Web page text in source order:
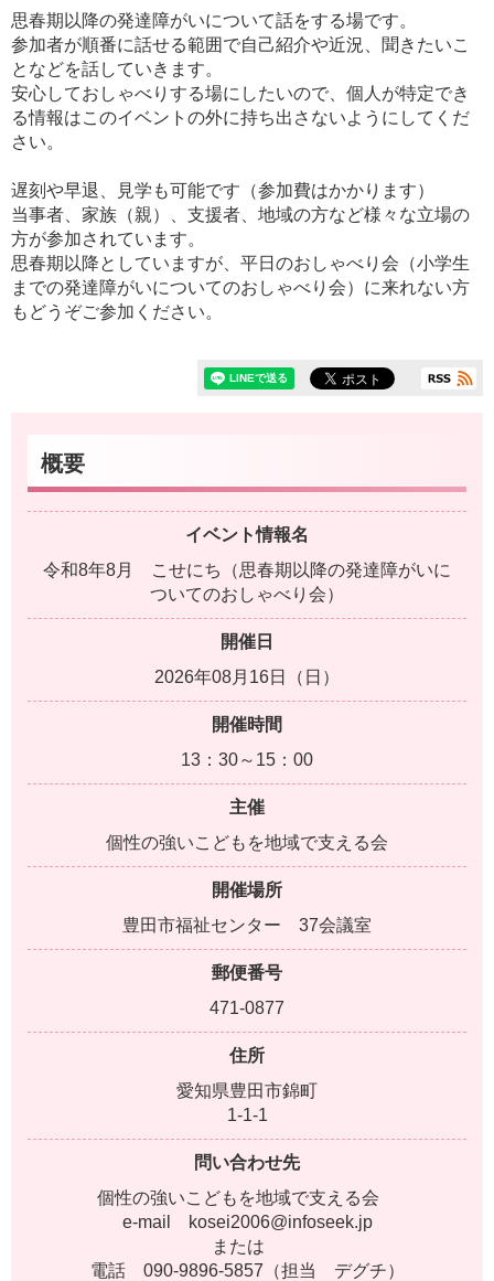
思春期以降の発達障がいについて話をする場です。
参加者が順番に話せる範囲で自己紹介や近況、聞きたいこ
となどを話していきます。
安心しておしゃべりする場にしたいので、個人が特定でき
る情報はこのイベントの外に持ち出さないようにしてくだ
さい。
遅刻や早退、見学も可能です（参加費はかかります）
当事者、家族（親）、支援者、地域の方など様々な立場の
方が参加されています。
思春期以降としていますが、平日のおしゃべり会（小学生
までの発達障がいについてのおしゃべり会）に来れない方
もどうぞご参加ください。
概要
イベント情報名
令和8年8月 こせにち（思春期以降の発達障がいに
ついてのおしゃべり会）
開催日
2026年08月16日（日）
開催時間
13：30～15：00
主催
個性の強いこどもを地域で支える会
開催場所
豊田市福祉センター 37会議室
郵便番号
471-0877
住所
愛知県豊田市錦町
1-1-1
問い合わせ先
個性の強いこどもを地域で支える会
e-mail kosei2006@infoseek.jp
または
電話 090-9896-5857（担当 デグチ）